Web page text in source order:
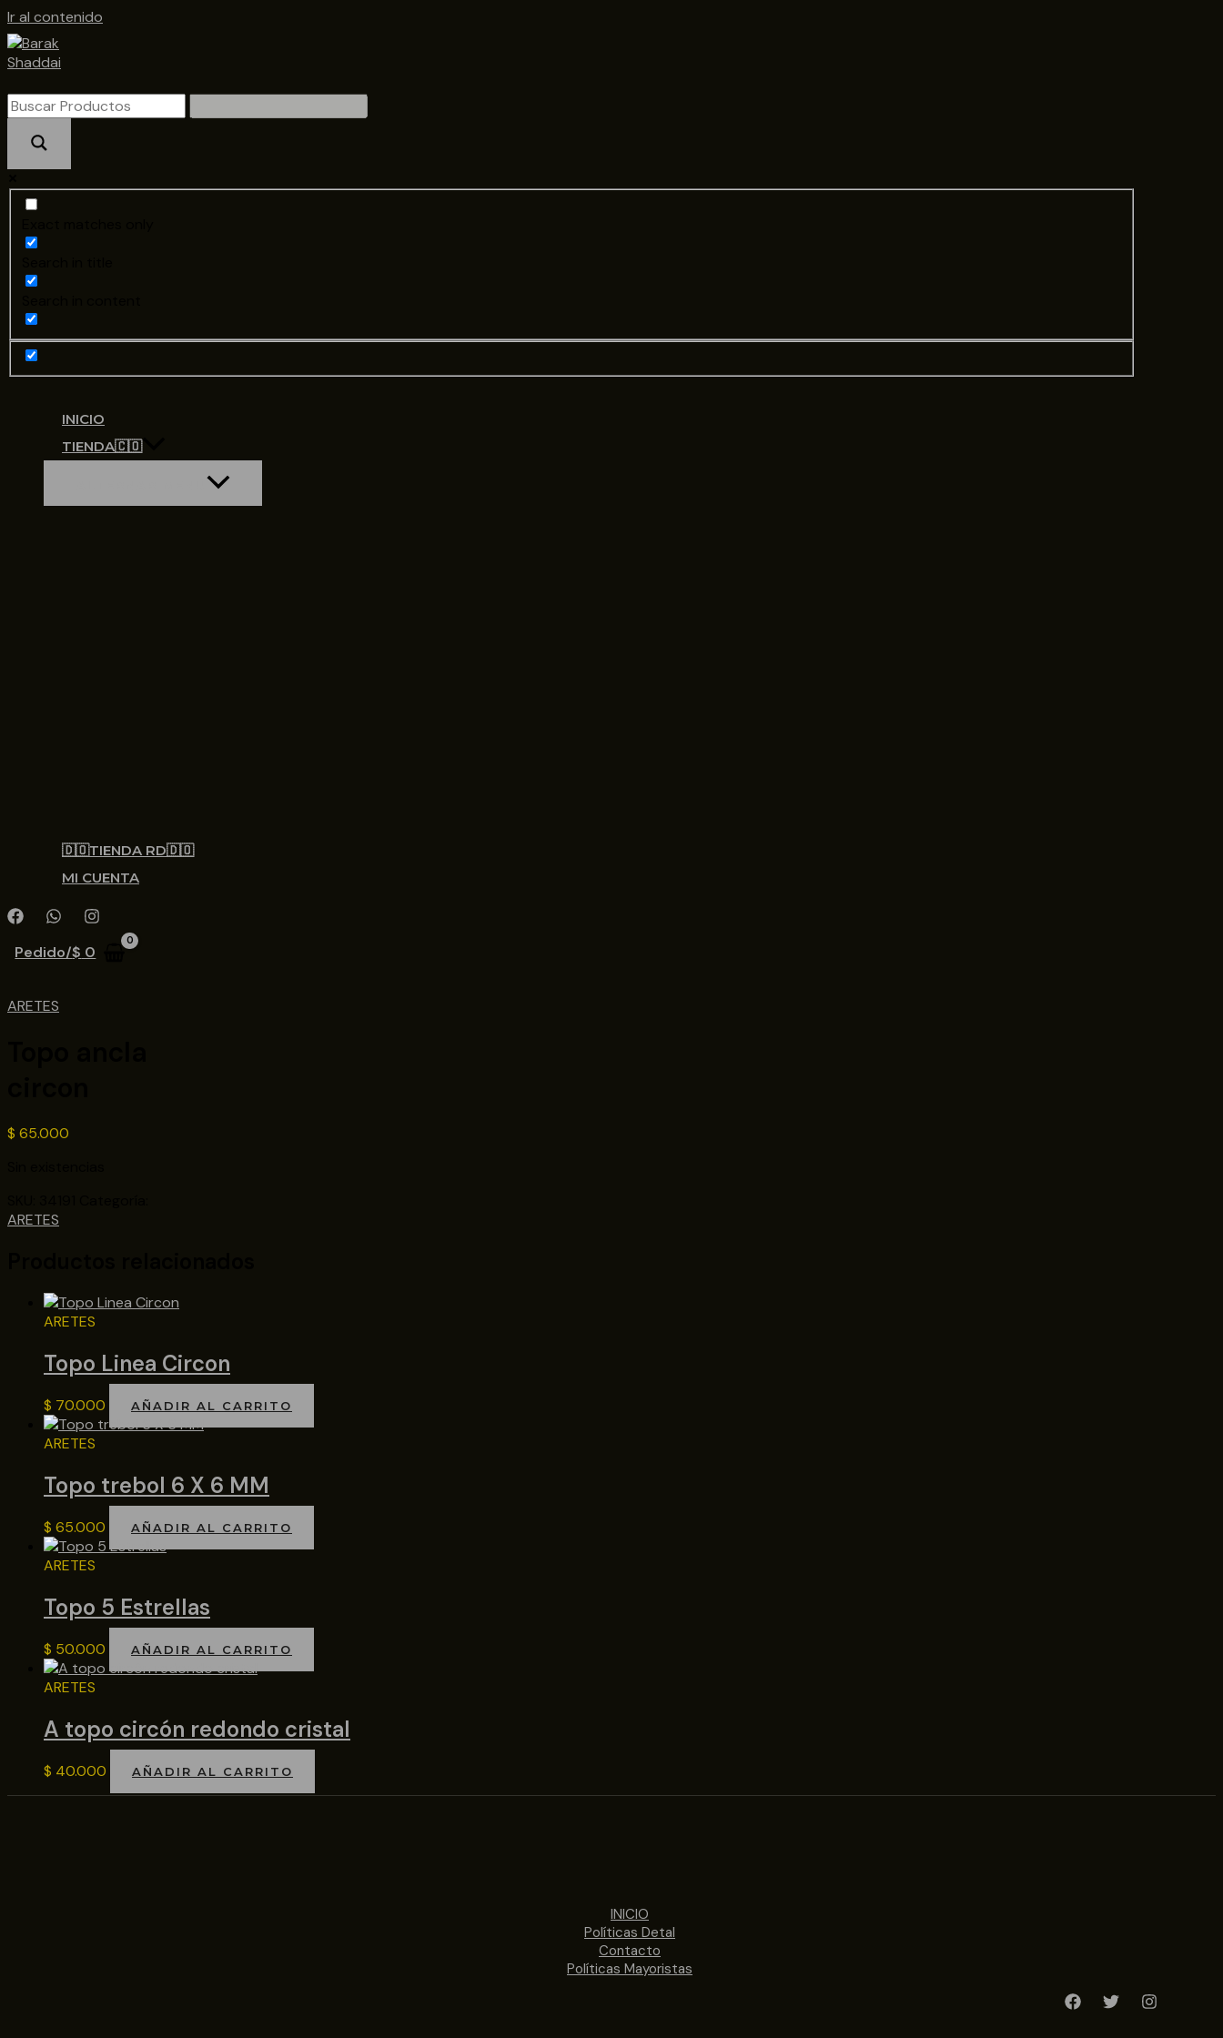
Ir al contenido
INICIO
TIENDA🇨🇴
🇩🇴TIENDA RD🇩🇴
MI CUENTA
Pedido/$ 0
ARETES
$ 65.000
ARETES
ARETES
Topo Linea Circon
$ 70.000 AÑADIR AL CARRITO
ARETES
Topo trebol 6 X 6 MM
$ 65.000 AÑADIR AL CARRITO
ARETES
Topo 5 Estrellas
$ 50.000 AÑADIR AL CARRITO
ARETES
A topo circón redondo cristal
$ 40.000 AÑADIR AL CARRITO
INICIO
Políticas Detal
Contacto
Políticas Mayoristas